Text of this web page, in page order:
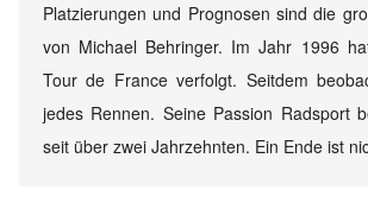
Platzierungen und Prognosen sind die
von Michael Behringer. Im Jahr 1996
Tour de France verfolgt. Seitdem
jedes Rennen. Seine Passion Radsport
seit über zwei Jahrzehnten. Ein Ende ist